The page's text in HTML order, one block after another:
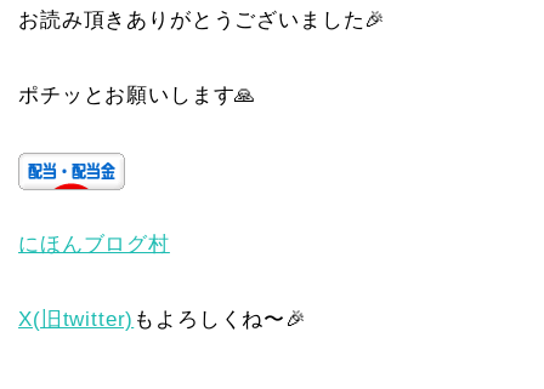
お読み頂きありがとうございました🎉
ポチッとお願いします🙏
にほんブログ村
X(旧twitter) もよろしくね〜🎉